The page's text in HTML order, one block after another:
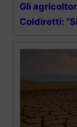
Gli
Coldiretti: